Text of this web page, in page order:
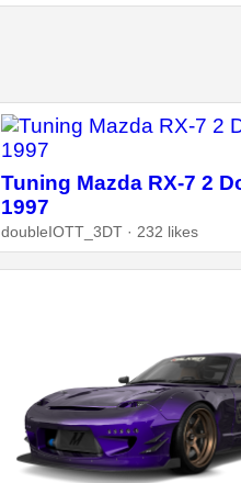
Tuning Mazda RX-7 2
1997
doubleIOTT_3DT · 232 likes